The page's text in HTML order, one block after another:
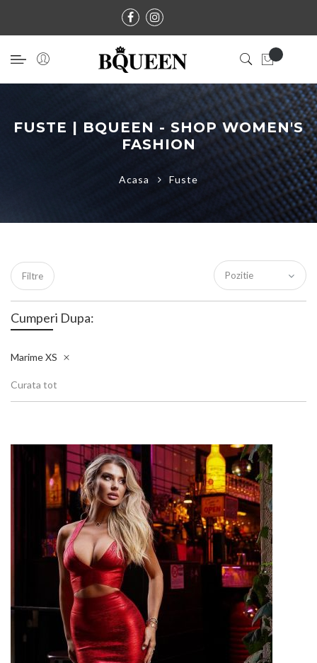
FUSTE | BQUEEN - SHOP WOMEN'S
FASHION
Acasa Fuste
Filtre
Cumperi Dupa:
MarimeXS
Curata tot